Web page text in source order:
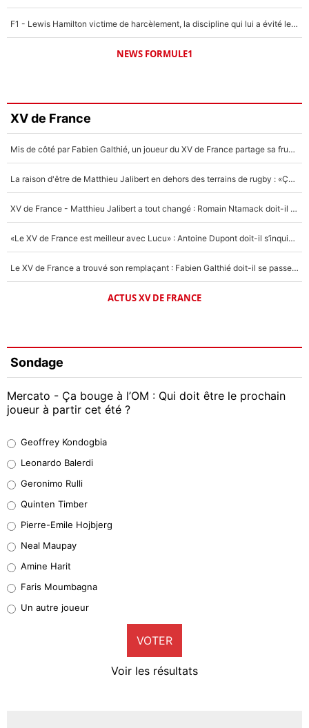
F1 - Lewis Hamilton victime de harcèlement, la discipline qui lui a évité le pire : «J'aurais probablement mal tourné»
NEWS FORMULE1
XV de France
Mis de côté par Fabien Galthié, un joueur du XV de France partage sa frustration : «ils ne me l’ont pas dit tout de suite»
La raison d'être de Matthieu Jalibert en dehors des terrains de rugby : «Ça m'atteint autant que si tu touches à un membre de ma famille»
XV de France - Matthieu Jalibert a tout changé : Romain Ntamack doit-il s’inquiéter pour sa place à un an de la Coupe du monde ?
«Le XV de France est meilleur avec Lucu» : Antoine Dupont doit-il s’inquiéter pour sa place ?
Le XV de France a trouvé son remplaçant : Fabien Galthié doit-il se passer d'Antoine Dupont ?
ACTUS XV DE FRANCE
Sondage
Mercato - Ça bouge à l’OM : Qui doit être le prochain
joueur à partir cet été ?
38%
32%
5%
1%
9%
Geoffrey Kondogbia
Leonardo Balerdi
Geronimo Rulli
Quinten Timber
Pierre-Emile Hojbjerg
Neal Maupay
Amine Harit
Faris Moumbagna
Un autre joueur
VOTER
Voir les résultats